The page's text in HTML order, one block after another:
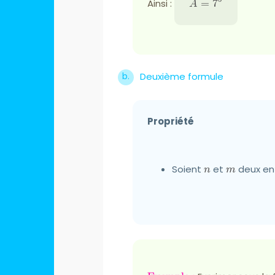
Ainsi : A=7^{5}
A = 7
Deuxième formule
Propriété
Soient n
n et m
m deux